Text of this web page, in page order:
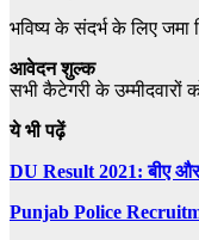
भविष्य के संदर्भ के लिए
आवेदन शुल्क
सभी कैटेगरी के
ये भी पढ़ें
DU Result 2021: बीए
Punjab Police